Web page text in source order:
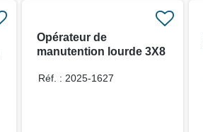
Opérateur de
manutention lourde 3X8
Réf. : 2025-1627